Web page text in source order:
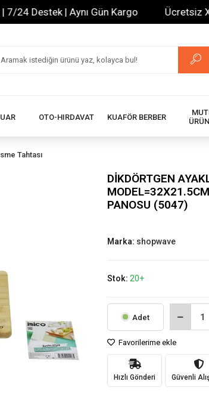
Destek | Aynı Gün Kargo Ücretsiz XML
OTO-HIRDAVAT KUAFÖR BERBER
Tahtası
DİKDÖRTGEN
PANOSU (5047)
Marka: shopwave
Stok: 20+
Adet
Favorilerime ekle
Hızlı Gönderi Güvenli